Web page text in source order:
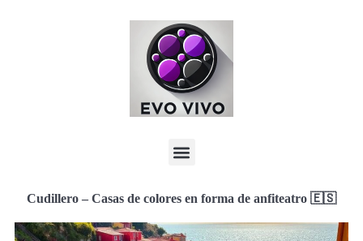
Cudillero – Casas de colores en forma de anfiteatro 🇪🇸